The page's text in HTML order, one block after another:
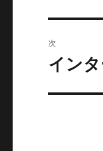
ゲ
投
稿:
次
次
投
イン